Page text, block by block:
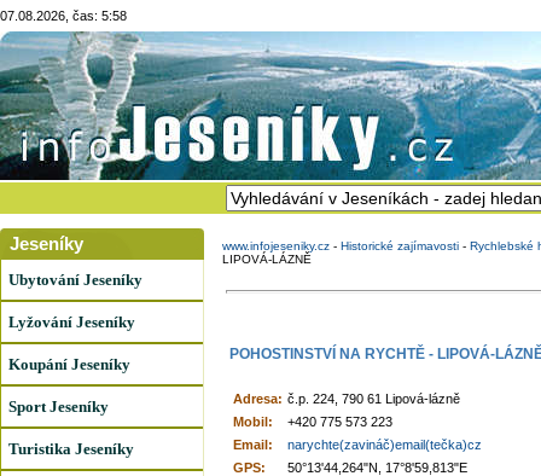
07.08.2026, čas: 5:58
Jeseníky
Ubytování Jeseníky
Lyžování Jeseníky
Koupání Jeseníky
Sport Jeseníky
Turistika Jeseníky
www.infojeseniky.cz - Historické zajímavosti - Rychlebské
LIPOVÁ-LÁZNĚ
POHOSTINSTVÍ NA RYCHTĚ - LIPOVÁ-
Adresa: č.p. 224, 790 61 Lipová-lázně
Mobil:
+420 775 573 223
Email:
narychte(zavináč)email(tečka)cz
GPS:
50°13'44,264"N, 17°8'59,813"E